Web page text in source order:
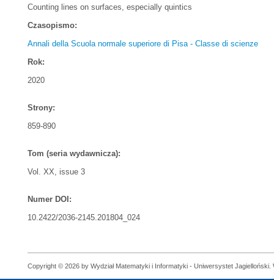
Counting lines on surfaces, especially quintics
Czasopismo:
Annali della Scuola normale superiore di Pisa - Classe di scienze
Rok:
2020
Strony:
859-890
Tom (seria wydawnicza):
Vol. XX, issue 3
Numer DOI:
10.2422/2036-2145.201804_024
Copyright © 2026 by Wydział Matematyki i Informatyki - Uniwersystet